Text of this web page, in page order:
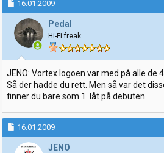
16.01.2009
Pedal
Hi-Fi freak
JENO: Vortex logoen var med på alle de
Så der hadde du rett. Men så var det
finner du bare som 1. låt på debuten.
16.01.2009
JENO